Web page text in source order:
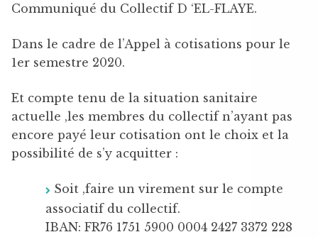
Communiqué du Collectif D ‘EL-FLAYE.
Dans le cadre de l’Appel à cotisations pour le
1er semestre 2020.
Et compte tenu de la situation sanitaire
actuelle ,les membres du collectif n’ayant pas
encore payé leur cotisation ont le choix et la
possibilité de s’y acquitter :
Soit ,faire un virement sur le compte
associatif du collectif.
IBAN: FR76 1751 5900 0004 2427 3372 228